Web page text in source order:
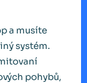
a musíte
systém.
pohybů,